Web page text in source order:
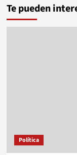
Te pueden
Política